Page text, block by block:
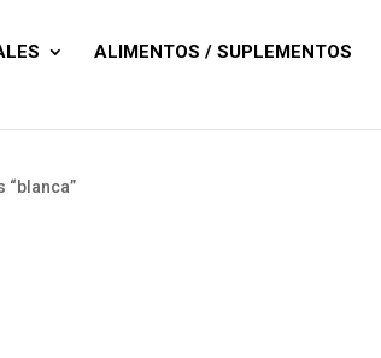
ALIMENTOS / SUPLEMENTOS